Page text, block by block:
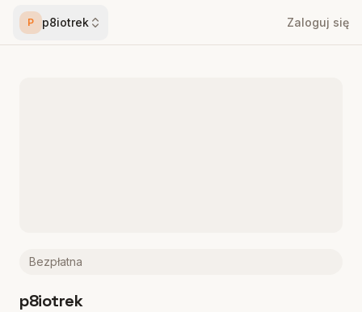
P p8iotrek Zaloguj się
Bezpłatna
p8iotrek